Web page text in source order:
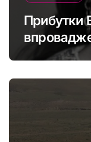
Прибутки
офшорів: